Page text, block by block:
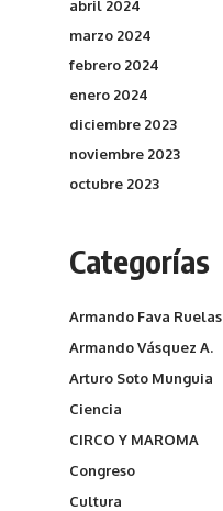
abril 2024
marzo 2024
febrero 2024
enero 2024
diciembre 2023
noviembre 2023
octubre 2023
Categorías
Armando Fava Ruelas
Armando Vásquez A.
Arturo Soto Munguia
Ciencia
CIRCO Y MAROMA
Congreso
Cultura